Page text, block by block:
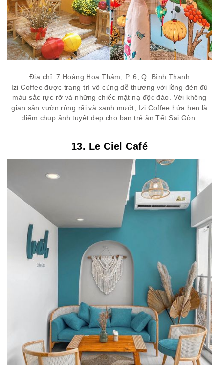
Địa chỉ: 7 Hoàng Hoa Thám, P. 6, Q. Bình Thạnh
Izi Coffee được trang trí vô cùng dễ thương với lồng đèn đủ
màu sắc rực rỡ và những chiếc mặt nạ độc đáo. Với không
gian sân vườn rộng rãi và xanh mướt, Izi Coffee hứa hẹn là
điểm chụp ảnh tuyệt đẹp cho bạn trẻ ăn Tết Sài Gòn.
13. Le Ciel Café